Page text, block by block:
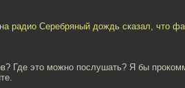
радио Серебряный дождь сказал, что
Где это можно послушать? Я бы